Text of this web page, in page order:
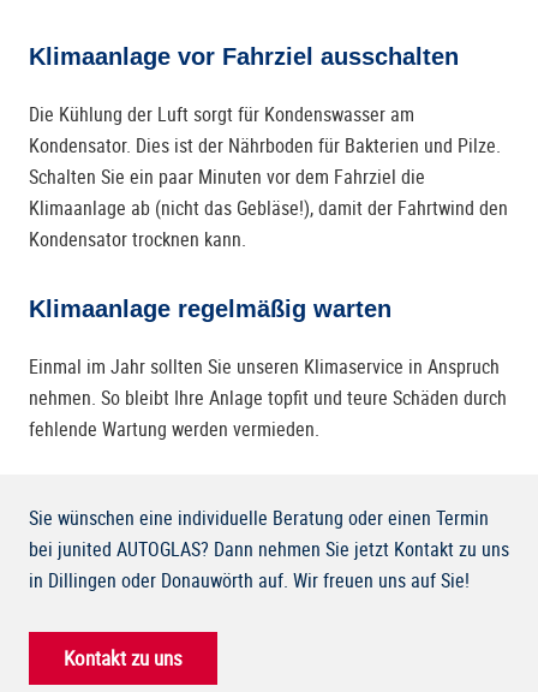
Klimaanlage vor Fahrziel ausschalten
Die Kühlung der Luft sorgt für Kondenswasser am
Kondensator. Dies ist der Nährboden für Bakterien und Pilze.
Schalten Sie ein paar Minuten vor dem Fahrziel die
Klimaanlage ab (nicht das Gebläse!), damit der Fahrtwind den
Kondensator trocknen kann.
Klimaanlage regelmäßig warten
Einmal im Jahr sollten Sie unseren Klimaservice in Anspruch
nehmen. So bleibt Ihre Anlage topfit und teure Schäden durch
fehlende Wartung werden vermieden.
Sie wünschen eine individuelle Beratung oder einen Termin
bei junited AUTOGLAS? Dann nehmen Sie jetzt Kontakt zu uns
in Dillingen oder Donauwörth auf. Wir freuen uns auf Sie!
Kontakt zu uns